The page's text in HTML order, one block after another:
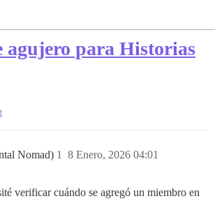
agujero para Historias
Nomad) 8 Enero, 2026 04:01
1
verificar cuándo se agregó un miembro en